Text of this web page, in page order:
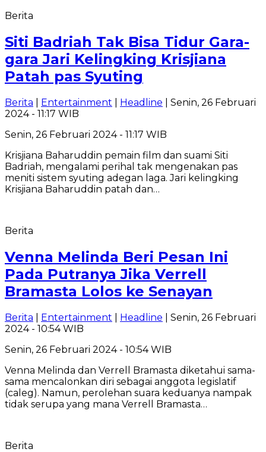
Berita
Siti Badriah Tak Bisa Tidur Gara-
gara Jari Kelingking Krisjiana
Patah pas Syuting
Berita Entertainment Headline | Senin, 26 Februari
2024 - 11:17 WIB
Senin, 26 Februari 2024 - 11:17 WIB
Krisjiana Baharuddin pemain film dan suami Siti
Badriah, mengalami perihal tak mengenakan pas
meniti sistem syuting adegan laga. Jari kelingking
Krisjiana Baharuddin patah dan…
Berita
Venna Melinda Beri Pesan Ini
Pada Putranya Jika Verrell
Bramasta Lolos ke Senayan
Berita Entertainment Headline | Senin, 26 Februari
2024 - 10:54 WIB
Senin, 26 Februari 2024 - 10:54 WIB
Venna Melinda dan Verrell Bramasta diketahui sama-
sama mencalonkan diri sebagai anggota legislatif
(caleg). Namun, perolehan suara keduanya nampak
tidak serupa yang mana Verrell Bramasta…
Berita